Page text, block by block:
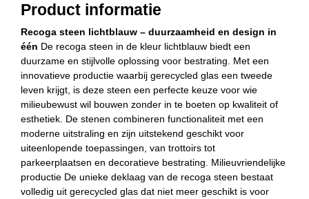
Product informatie
Recoga steen lichtblauw – duurzaamheid en design in
één De recoga steen in de kleur lichtblauw biedt een
duurzame en stijlvolle oplossing voor bestrating. Met een
innovatieve productie waarbij gerecycled glas een tweede
leven krijgt, is deze steen een perfecte keuze voor wie
milieubewust wil bouwen zonder in te boeten op kwaliteit of
esthetiek. De stenen combineren functionaliteit met een
moderne uitstraling en zijn uitstekend geschikt voor
uiteenlopende toepassingen, van trottoirs tot
parkeerplaatsen en decoratieve bestrating. Milieuvriendelijke
productie De unieke deklaag van de recoga steen bestaat
volledig uit gerecycled glas dat niet meer geschikt is voor